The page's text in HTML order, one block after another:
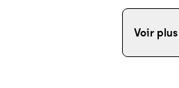
Voir plus